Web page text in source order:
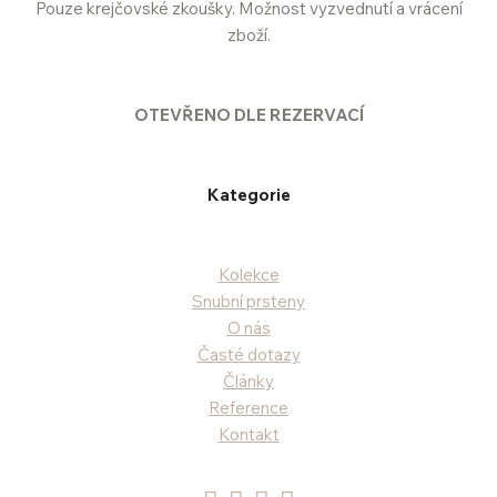
Pouze krejčovské zkoušky. Možnost vyzvednutí a vrácení
zboží.
OTEVŘENO DLE REZERVACÍ
Kategorie
Kolekce
Snubní prsteny
O nás
Časté dotazy
Články
Reference
Kontakt